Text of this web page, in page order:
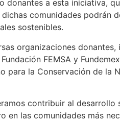
donantes a esta iniciativa,
comunidades
sostenibles.
organizaciones
FEMSA y
para la Conservación de
contribuir al
las comunidades más